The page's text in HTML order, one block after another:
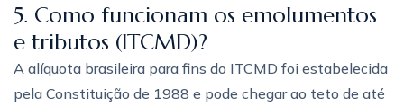
5. Como funcionam os emolumentos
e tributos (ITCMD)?
A alíquota brasileira para fins do ITCMD foi estabelecida
pela Constituição de 1988 e pode chegar ao teto de até